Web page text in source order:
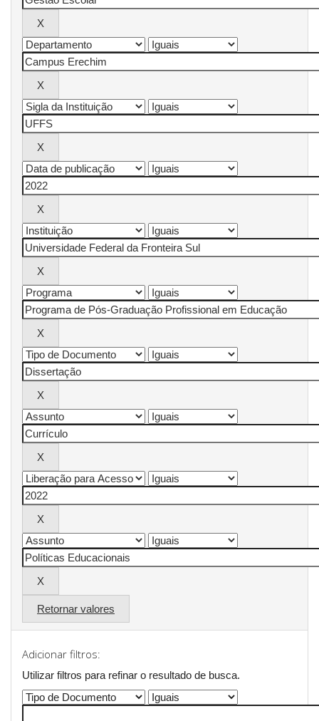
Retornar valores
Adicionar filtros:
Utilizar filtros para refinar o resultado de busca.